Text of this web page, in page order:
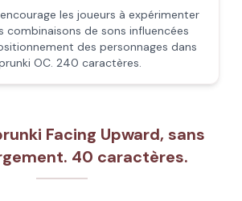
les joueurs à expérimenter
combinaisons de sons influencées
des personnages dans
OC. 240 caractères.
Facing Upward, sans
40 caractères.